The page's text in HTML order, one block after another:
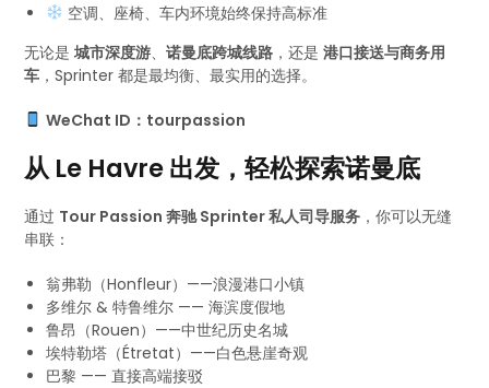
空调、座椅、车内环境始终保持高标准
无论是城市深度游、诺曼底跨城线路 ，还是港口接送与商务用
车 ，Sprinter 都是最均衡、最实用的选择。
WeChat ID：tourpassion
从 Le Havre 出发，轻松探索诺曼底
通过 Tour Passion 奔驰 Sprinter 私人司导服务 ，你可以无缝
串联：
翁弗勒（Honfleur）——浪漫港口小镇
多维尔 & 特鲁维尔 —— 海滨度假地
鲁昂（Rouen）——中世纪历史名城
埃特勒塔（Étretat）——白色悬崖奇观
巴黎 —— 直接高端接驳